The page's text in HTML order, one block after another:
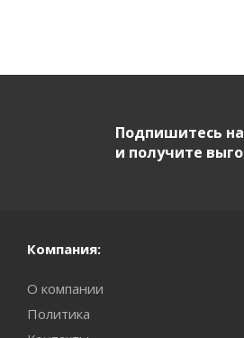
Подпишитесь
и получите
Компания:
О компании
Политика